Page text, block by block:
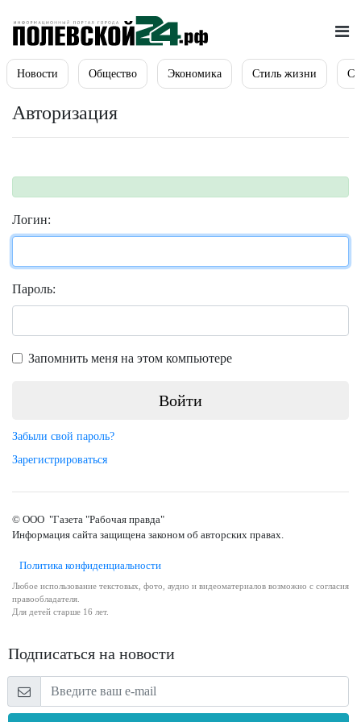
Новости Общество Экономика Стиль жизни
Авторизация
Логин:
Пароль:
Запомнить меня на этом компьютере
Забыли свой пароль?
Зарегистрироваться
© ООО "Газета "Рабочая правда"
Информация сайта защищена законом об авторских правах.
Политика конфиденциальности
Любое использование текстовых, фото, аудио и видеоматериалов возможно с согласия
правообладателя.
Для детей старше 16 лет.
Подписаться на новости